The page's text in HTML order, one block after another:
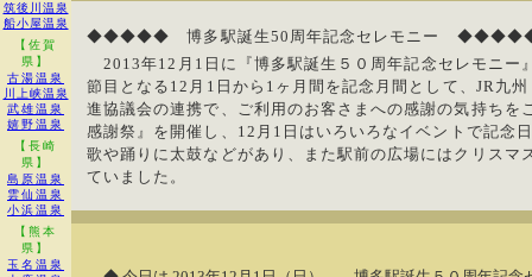
筑後川温泉
船小屋温泉
【佐賀
県】
古湯温泉
川上峡温泉
武雄温泉
嬉野温泉
【長崎
県】
島原温泉
雲仙温泉
小浜温泉
【熊本
県】
玉名温泉
◆◆◆◆◆ 博多駅誕生50周年記念セレモニー
2013年12月1日に『博多駅誕生５０周年記念セレモニー
節目となる12月1日から1ヶ月間を記念月間として、JR九
進協議会の連携で、ご利用のお客さまへの感謝の気持ちを
感謝祭』を開催し、12月1日はいろいろなイベントで記念
歌や踊りに太鼓などがあり、また駅前の広場にはクリスマ
ていました。